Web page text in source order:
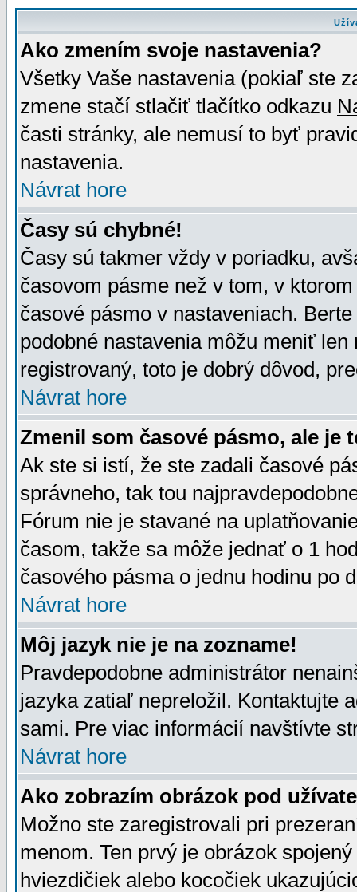
Ako zmením svoje nastavenia?
Všetky Vaše nastavenia (pokiaľ ste
zmene stačí stlačiť tlačítko odkazu
časti stránky, ale nemusí to byť
nastavenia.
Návrat hore
Časy sú chybné!
Časy sú takmer vždy v poriadku,
časovom pásme než v tom, v
časové pásmo v nastaveniach.
podobné nastavenia môžu meniť
registrovaný, toto je dobrý dôvod,
Návrat hore
Zmenil som časové pásmo, ale je
Ak ste si istí, že ste zadali časové
správneho, tak tou
Fórum nie je stavané na
časom, takže sa môže jednať o 1
časového pásma o jednu hodinu po
Návrat hore
Môj jazyk nie je na zozname!
Pravdepodobne administrátor
jazyka zatiaľ nepreložil. Kontaktujte
sami. Pre viac informácií navštívte
Návrat hore
Ako zobrazím obrázok pod
Možno ste zaregistrovali pri
menom. Ten prvý je obrázok
hviezdičiek alebo kocočiek